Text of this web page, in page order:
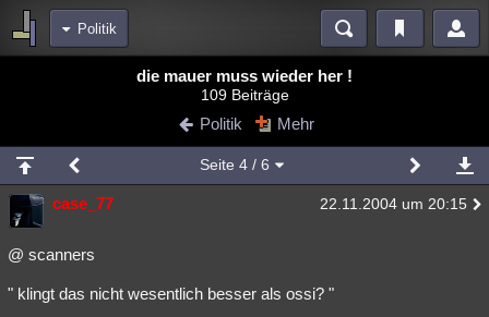
Politik
Blogs Videos
Chat Wiki Neuigkeiten
meine Rubriken
Menschen Mystery Kriminalfälle
Spiritualität
Natur Umfragen Unterhaltung
die mauer muss wieder her !
109 Beiträge
Politik Mehr
Seite 4/ 6
case_77 22.11.2004 um 20:15
@ scanners
" klingt das nicht wesentlich besser als ossi? "